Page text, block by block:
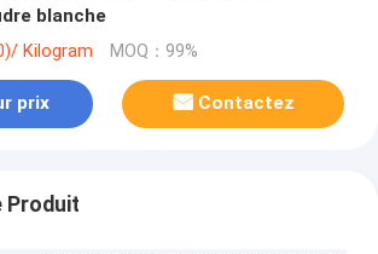
blanche
Kilogram MOQ：99%
prix Contactez
Produit